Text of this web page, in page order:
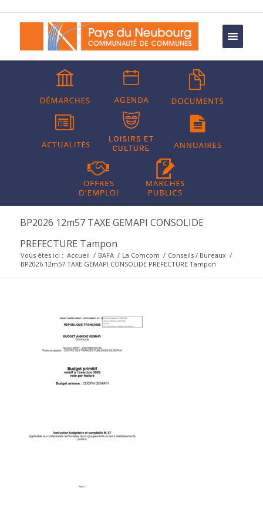
BP2026 12m57 TAXE GEMAPI CONSOLIDE
PREFECTURE Tampon
Vous êtes ici : Accueil / BAFA / La Comcom / Conseils / Bureaux /
BP2026 12m57 TAXE GEMAPI CONSOLIDE PREFECTURE Tampon